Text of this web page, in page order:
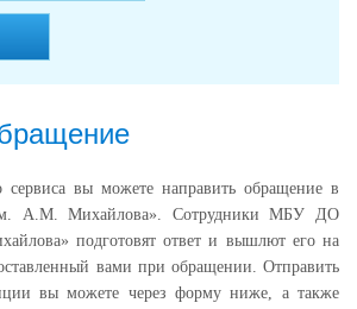
вы можете направить обращение в
Михайлова». Сотрудники МБУ ДО
подготовят ответ и вышлют его на
вами при обращении. Отправить
вы можете через форму ниже, а также